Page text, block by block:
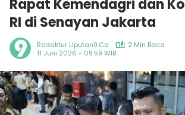
Rapat Kemendagri dan
RI di Senayan Jakarta
Redaktur Liputan9.co
2 Min Baca
11 Juni 2026 - 09:59 WIB